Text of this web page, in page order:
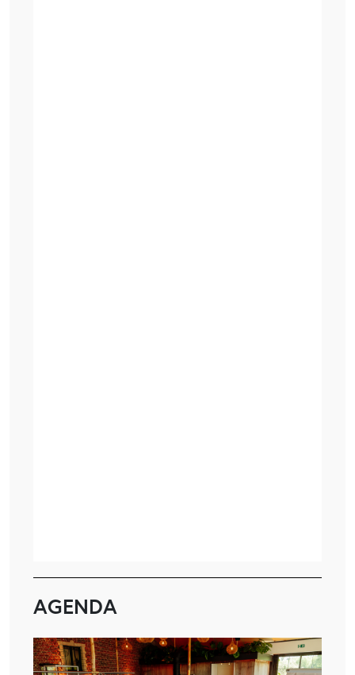
AGENDA